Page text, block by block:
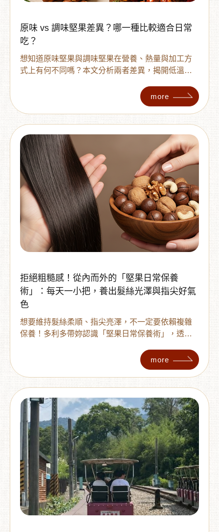
原味 vs 調味堅果差異？哪一種比較適合日常
吃？
想知道原味堅果與調味堅果在營養、熱量與加工方
式上有何不同嗎？本文分析兩者差異，揭開低溫烘
輩提供挑選建議。教妳如何在日常與解饞之間取得
平衡，選對堅果吃得更安心、更健康。
more
拒絕粗糙感！從內而外的「堅果日常保養
術」：每天一小把，養出髮絲光澤與指尖好氣
色
想要維持髮絲柔順、指尖亮澤，不一定要依賴複雜
保養！多利多帶妳認識「堅果日常保養術」，透過
質不飽和脂肪酸與礦物質，每天一小把，讓妳從內
more